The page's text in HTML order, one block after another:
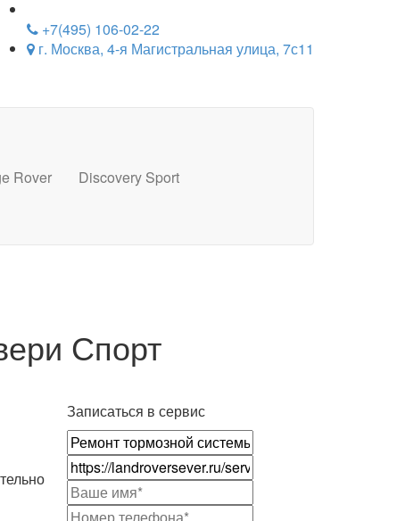
+7(495) 106-02-22
г. Москва, 4-я Магистральная улица, 7с11
Rover Discovery Sport
Спорт
Записаться в сервис